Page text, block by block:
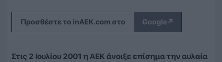
Προσθέστε το inAEK.com στο Google↗
Στις 2 Ιουλίου 2001 η ΑΕΚ άνοιξε επίσημα την αυλαία